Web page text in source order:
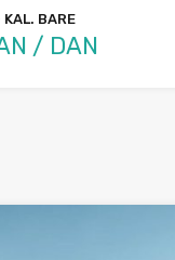
BARE
/ DAN